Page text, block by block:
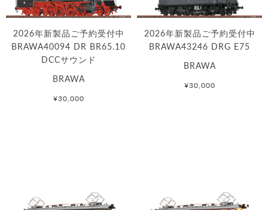
2026年新製品ご予約受付中
BRAWA40094 DR BR65.10
DCCサウンド
BRAWA
¥30,000
2026年新製品ご予約受付中
BRAWA43246 DRG E75
BRAWA
¥30,000